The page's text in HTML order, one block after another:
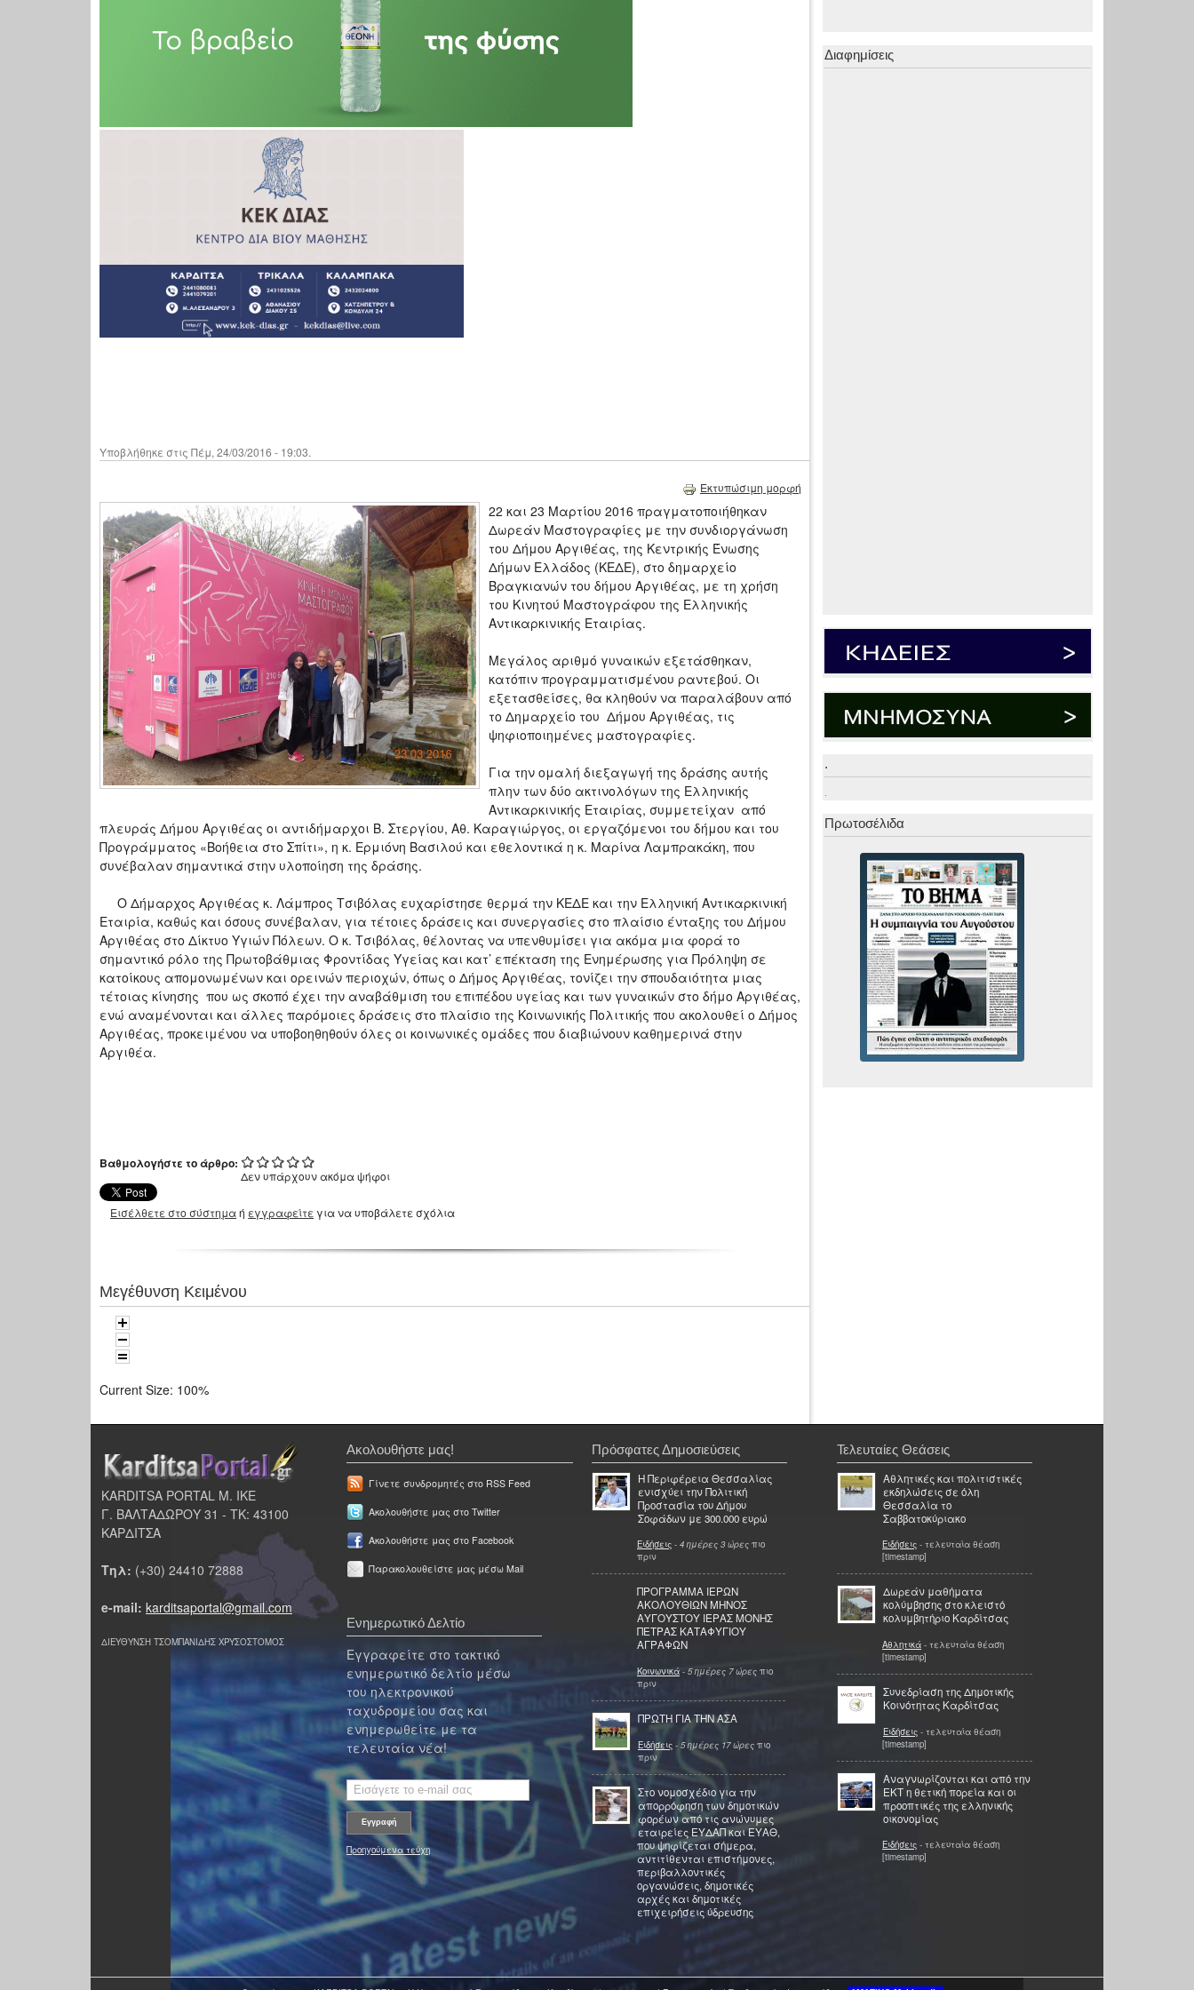
Υποβλήθηκε στις Πέμ, 24/03/2016 - 19:03.
Εκτυπώσιμη μορφή
22 και 23 Μαρτίου 2016 πραγματοποιήθηκαν
Δωρεάν Μαστογραφίες με την συνδιοργάνωση
του Δήμου Αργιθέας, της Κεντρικής Ένωσης
Δήμων Ελλάδος (ΚΕΔΕ), στο δημαρχείο
Βραγκιανών του δήμου Αργιθέας, με τη χρήση
του Κινητού Μαστογράφου της Ελληνικής
Αντικαρκινικής Εταιρίας.
Μεγάλος αριθμό γυναικών εξετάσθηκαν,
κατόπιν προγραμματισμένου ραντεβού. Οι
εξετασθείσες, θα κληθούν να παραλάβουν από
το Δημαρχείο του Δήμου Αργιθέας, τις
ψηφιοποιημένες μαστογραφίες.
Για την ομαλή διεξαγωγή της δράσης αυτής
πλην των δύο ακτινολόγων της Ελληνικής
Αντικαρκινικής Εταιρίας, συμμετείχαν από
πλευράς Δήμου Αργιθέας οι αντιδήμαρχοι Β. Στεργίου, Αθ. Καραγιώργος, οι εργαζόμενοι του δήμου και του
Προγράμματος «Βοήθεια στο Σπίτι», η κ. Ερμιόνη Βασιλού και εθελοντικά η κ. Μαρίνα Λαμπρακάκη, που
συνέβαλαν σημαντικά στην υλοποίηση της δράσης.
Ο Δήμαρχος Αργιθέας κ. Λάμπρος Τσιβόλας ευχαρίστησε θερμά την ΚΕΔΕ και την Ελληνική Αντικαρκινική
Εταιρία, καθώς και όσους συνέβαλαν, για τέτοιες δράσεις και συνεργασίες στο πλαίσιο ένταξης του Δήμου
Αργιθέας στο Δίκτυο Υγιών Πόλεων. Ο κ. Τσιβόλας, θέλοντας να υπενθυμίσει για ακόμα μια φορά το
σημαντικό ρόλο της Πρωτοβάθμιας Φροντίδας Υγείας και κατ’ επέκταση της Ενημέρωσης για Πρόληψη σε
κατοίκους απομονωμένων και ορεινών περιοχών, όπως ο Δήμος Αργιθέας, τονίζει την σπουδαιότητα μιας
τέτοιας κίνησης που ως σκοπό έχει την αναβάθμιση του επιπέδου υγείας και των γυναικών στο δήμο Αργιθέας,
ενώ αναμένονται και άλλες παρόμοιες δράσεις στο πλαίσιο της Κοινωνικής Πολιτικής που ακολουθεί ο Δήμος
Αργιθέας, προκειμένου να υποβοηθηθούν όλες οι κοινωνικές ομάδες που διαβιώνουν καθημερινά στην
Αργιθέα.
Βαθμολογήστε το άρθρο:
Δεν υπάρχουν ακόμα ψήφοι
Εισέλθετε στο σύστημαή εγγραφείτε για να υποβάλετε σχόλια
Μεγέθυνση Κειμένου
Current Size: 100%
Διαφημίσεις
.
.
Πρωτοσέλιδα
KARDITSA PORTAL Μ. ΙΚΕ
Γ. ΒΑΛΤΑΔΩΡΟΥ 31 - ΤΚ: 43100
ΚΑΡΔΙΤΣΑ
Τηλ: (+30) 24410 72888
e-mail: karditsaportal@gmail.com
ΔΙΕΥΘΥΝΣΗ ΤΣΟΜΠΑΝΙΔΗΣ ΧΡΥΣΟΣΤΟΜΟΣ
Ακολουθήστε μας!
Γίνετε συνδρομητές στο RSS Feed
Ακολουθήστε μας στο Twitter
Ακολουθήστε μας στο Facebook
Παρακολουθείστε μας μέσω Mail
Ενημερωτικό Δελτίο
Εγγραφείτε στο τακτικό
ενημερωτικό δελτίο μέσω
του ηλεκτρονικού
ταχυδρομείου σας και
ενημερωθείτε με τα
τελευταία νέα!
Προηγούμενα τεύχη
Πρόσφατες Δημοσιεύσεις
Η Περιφέρεια Θεσσαλίας
ενισχύει την Πολιτική
Προστασία του Δήμου
Σοφάδων με 300.000 ευρώ
Ειδήσεις - 4 ημέρες 3 ώρες πιο
πριν
ΠΡΟΓΡΑΜΜΑ ΙΕΡΩΝ
ΑΚΟΛΟΥΘΙΩΝ ΜΗΝΟΣ
ΑΥΓΟΥΣΤΟΥ ΙΕΡΑΣ ΜΟΝΗΣ
ΠΕΤΡΑΣ ΚΑΤΑΦΥΓΙΟΥ
ΑΓΡΑΦΩΝ
Κοινωνικά - 5 ημέρες 7 ώρες πιο
πριν
ΠΡΩΤΗ ΓΙΑ ΤΗΝ ΑΣΑ
Ειδήσεις - 5 ημέρες 17 ώρες πιο
πριν
Στο νομοσχέδιο για την
απορρόφηση των δημοτικών
φορέων από τις ανώνυμες
εταιρείες ΕΥΔΑΠ και ΕΥΑΘ,
που ψηφίζεται σήμερα,
αντιτίθενται επιστήμονες,
περιβαλλοντικές
οργανώσεις, δημοτικές
αρχές και δημοτικές
επιχειρήσεις ύδρευσης
Τελευταίες Θεάσεις
Αθλητικές και πολιτιστικές
εκδηλώσεις σε όλη
Θεσσαλία το
Σαββατοκύριακο
Ειδήσεις - τελευταία θέαση
[timestamp]
Δωρεάν μαθήματα
κολύμβησης στο κλειστό
κολυμβητήριο Καρδίτσας
Αθλητικά - τελευταία θέαση
[timestamp]
Συνεδρίαση της Δημοτικής
Κοινότητας Καρδίτσας
Ειδήσεις - τελευταία θέαση
[timestamp]
Αναγνωρίζονται και από την
ΕΚΤ η θετική πορεία και οι
προοπτικές της ελληνικής
οικονομίας
Ειδήσεις - τελευταία θέαση
[timestamp]